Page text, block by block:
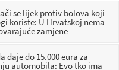
se lijek protiv bolova koji
koriste: U Hrvatskoj nema
zamjene
daje do 15.000 eura za
automobila: Evo tko ima